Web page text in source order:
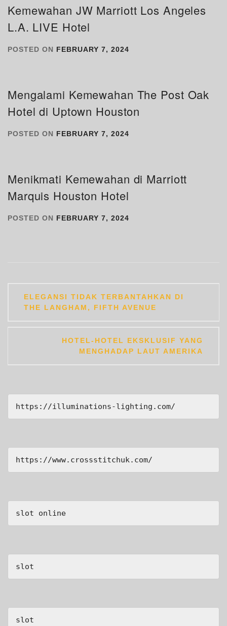
Kemewahan JW Marriott Los Angeles
L.A. LIVE Hotel
POSTED ON FEBRUARY 7, 2024
Mengalami Kemewahan The Post Oak
Hotel di Uptown Houston
POSTED ON FEBRUARY 7, 2024
Menikmati Kemewahan di Marriott
Marquis Houston Hotel
POSTED ON FEBRUARY 7, 2024
navigation
ELEGANSI TIDAK TERBANTAHKAN DI
THE LANGHAM, FIFTH AVENUE
HOTEL-HOTEL EKSKLUSIF YANG
MENGHADAP LAUT AMERIKA
https://illuminations-lighting.com/
https://www.crossstitchuk.com/
slot online
slot
slot